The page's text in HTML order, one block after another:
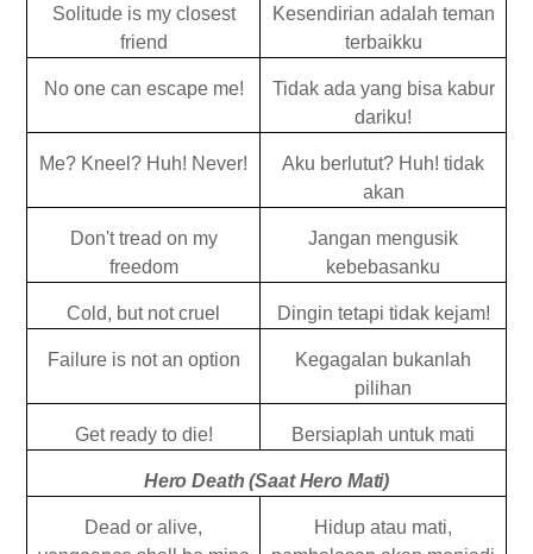
Solitude is my closest
friend
Kesendirian adalah teman
terbaikku
No one can escape me!
Tidak ada yang bisa kabur
dariku!
Me? Kneel? Huh! Never!
Aku berlutut? Huh! tidak
akan
Don't tread on my
freedom
Jangan mengusik
kebebasanku
Cold, but not cruel Dingin tetapi tidak kejam!
Failure is not an option
Kegagalan bukanlah
pilihan
Get ready to die! Bersiaplah untuk mati
Hero Death (Saat Hero Mati)
Dead or alive,
Hidup atau mati,